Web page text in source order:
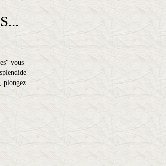
vous
plongez